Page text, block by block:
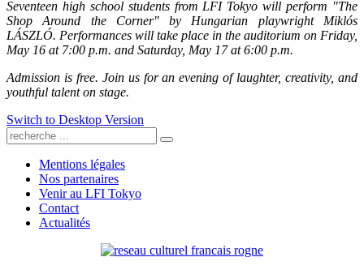
Seventeen high school students from LFI Tokyo will perform "The
Shop Around the Corner" by Hungarian playwright Miklós
LÁSZLÓ. Performances will take place in the auditorium on Friday,
May 16 at 7:00 p.m. and Saturday, May 17 at 6:00 p.m.
Admission is free. Join us for an evening of laughter, creativity, and
youthful talent on stage.
Switch to Desktop Version
Mentions légales
Nos partenaires
Venir au LFI Tokyo
Contact
Actualités